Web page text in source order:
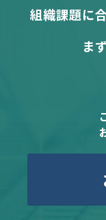
組織課題に
ま